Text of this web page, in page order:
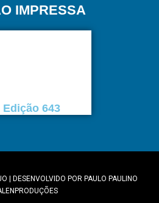
IMPRESSA
Edição 643
| DESENVOLVIDO POR PAULO PAULINO